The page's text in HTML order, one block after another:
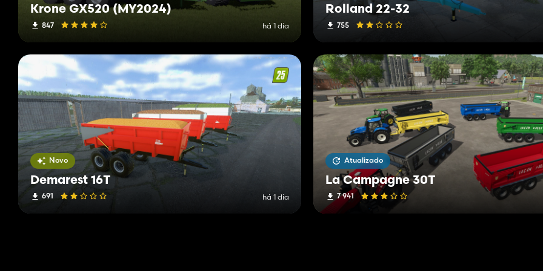
Krone GX520 (MY2024)
847 há 1 dia
Rolland 22-32
755
Novo
Demarest 16T
691 há 1 dia
Atualizado
La Campagne 30T
7 941